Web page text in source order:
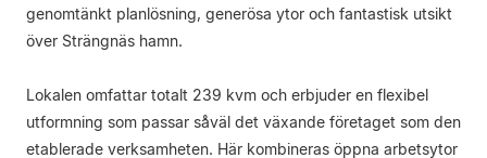
genomtänkt planlösning, generösa ytor och fantastisk utsikt
över Strängnäs hamn.
Lokalen omfattar totalt 239 kvm och erbjuder en flexibel
utformning som passar såväl det växande företaget som den
etablerade verksamheten. Här kombineras öppna arbetsytor